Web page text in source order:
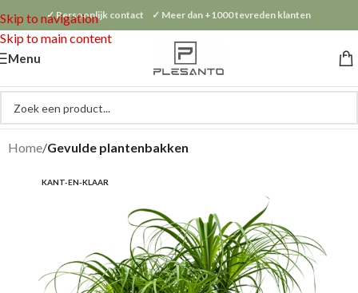
Skip to navigation
Skip to main content
✓ Persoonlijk contact ✓ Meer dan +1000 tevreden klanten
Menu
Home Gevulde plantenbakken
KANT-EN-KLAAR